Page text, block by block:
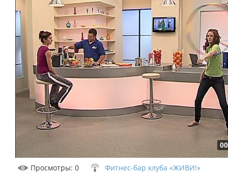
Просмотры: 0 Фитнес-бар клуба «ЖИВИ!»